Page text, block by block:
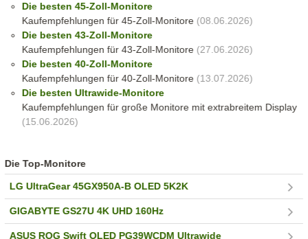
Die besten 45-Zoll-Monitore
Kaufempfehlungen für 45-Zoll-Monitore (08.06.2026)
Die besten 43-Zoll-Monitore
Kaufempfehlungen für 43-Zoll-Monitore (27.06.2026)
Die besten 40-Zoll-Monitore
Kaufempfehlungen für 40-Zoll-Monitore (13.07.2026)
Die besten Ultrawide-Monitore
Kaufempfehlungen für große Monitore mit extrabreitem Display
(15.06.2026)
Die Top-Monitore
LG UltraGear 45GX950A-B OLED 5K2K
GIGABYTE GS27U 4K UHD 160Hz
ASUS ROG Swift OLED PG39WCDM Ultrawide